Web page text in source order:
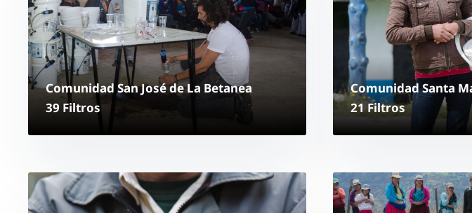
Comunidad San José de La Betanea
39 Filtros
Comunidad Santa
21 Filtros